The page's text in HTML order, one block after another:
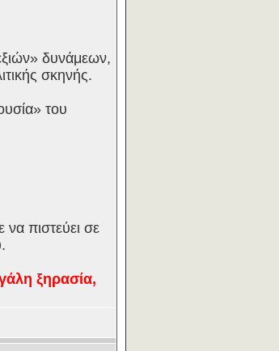
δυνάμεων,
σκηνής.
του
πιστεύει σε
ξηρασία,